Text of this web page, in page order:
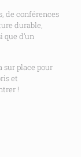
de conférences
durable,
d’un
sur place pour
et
!